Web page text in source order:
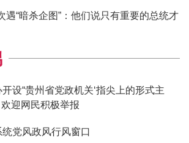
遇“暗杀企图”：他们说只有重要的总统才